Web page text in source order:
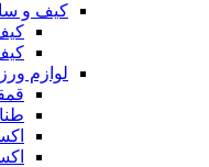
کیف و
لوازم